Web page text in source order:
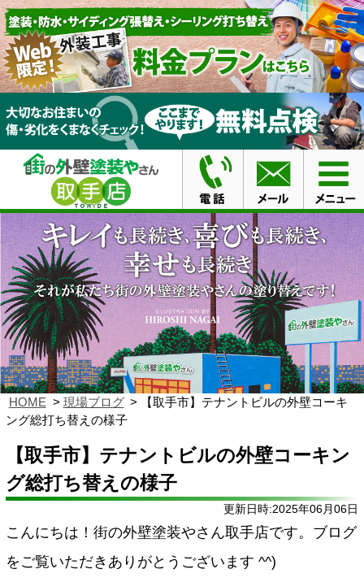
HOME 現場ブログ
【取手市】テナントビルの外壁コーキ
ング総打ち替えの様子
【取手市】テナントビルの外壁コーキン
グ総打ち替えの様子
更新日時:2025年06月06日
こんにちは！街の外壁塗装やさん取手店です。ブログ
をご覧いただきありがとうございます ^^)